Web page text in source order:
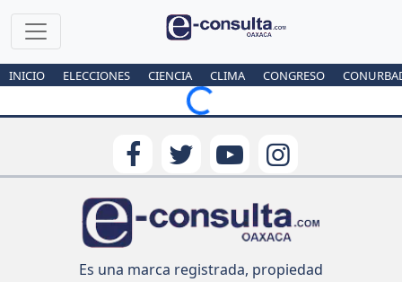
INICIO ELECCIONES CIENCIA CLIMA CONGRESO
Loading...
Es una marca registrada, propiedad